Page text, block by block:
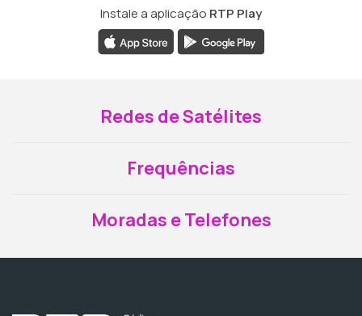
Instale a aplicação RTP Play
Redes de Satélites
Frequências
Moradas e Telefones